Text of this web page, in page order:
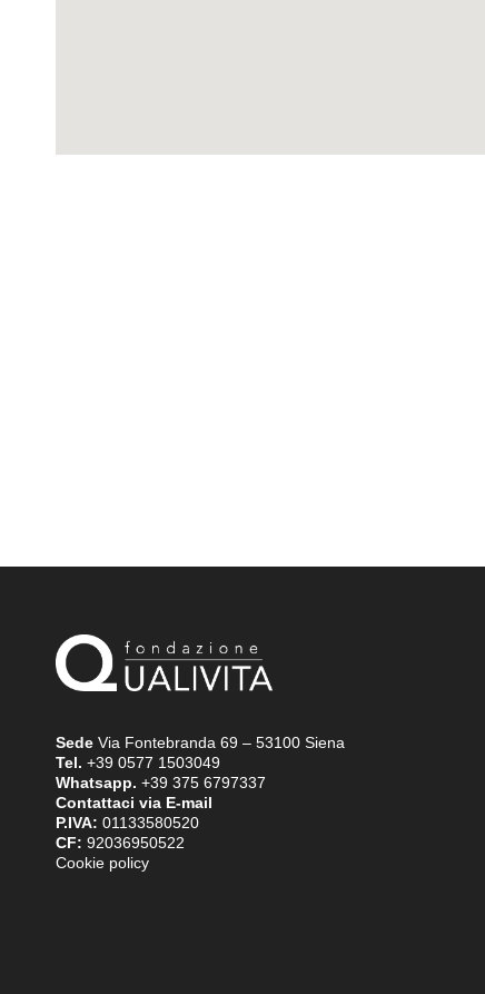
Sede Via Fontebranda 69 – 53100 Siena
Tel. +39 0577 1503049
Whatsapp. +39 375 6797337
Contattaci via E-mail
P.IVA: 01133580520
CF: 92036950522
Cookie policy